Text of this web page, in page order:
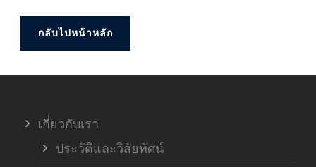
กลับไปหน้าหลัก
เกี่ยวกับเรา
ประวัติและวิสัยทัศน์